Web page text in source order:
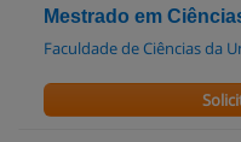
Mestrado em
Faculdade de Ciências da